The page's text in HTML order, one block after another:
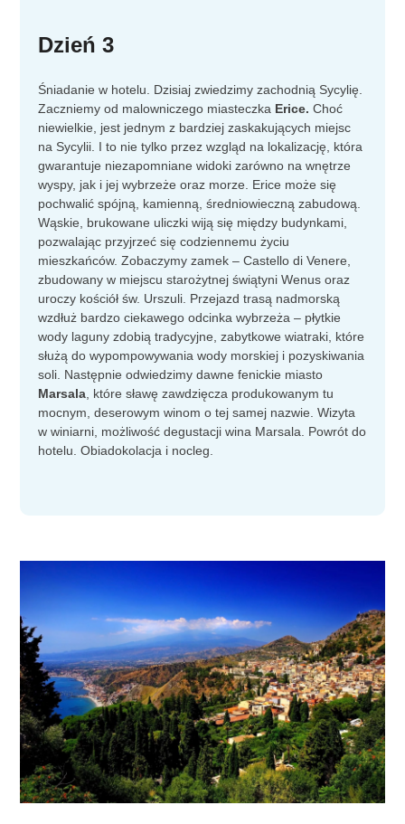
Dzień 3
Śniadanie w hotelu. Dzisiaj zwiedzimy zachodnią Sycylię.
Zaczniemy od malowniczego miasteczka Erice. Choć
niewielkie, jest jednym z bardziej zaskakujących miejsc
na Sycylii. I to nie tylko przez wzgląd na lokalizację, która
gwarantuje niezapomniane widoki zarówno na wnętrze
wyspy, jak i jej wybrzeże oraz morze. Erice może się
pochwalić spójną, kamienną, średniowieczną zabudową.
Wąskie, brukowane uliczki wiją się między budynkami,
pozwalając przyjrzeć się codziennemu życiu
mieszkańców. Zobaczymy zamek – Castello di Venere,
zbudowany w miejscu starożytnej świątyni Wenus oraz
uroczy kościół św. Urszuli. Przejazd trasą nadmorską
wzdłuż bardzo ciekawego odcinka wybrzeża – płytkie
wody laguny zdobią tradycyjne, zabytkowe wiatraki, które
służą do wypompowywania wody morskiej i pozyskiwania
soli. Następnie odwiedzimy dawne fenickie miasto
Marsala , które sławę zawdzięcza produkowanym tu
mocnym, deserowym winom o tej samej nazwie. Wizyta
w winiarni, możliwość degustacji wina Marsala. Powrót do
hotelu. Obiadokolacja i nocleg.